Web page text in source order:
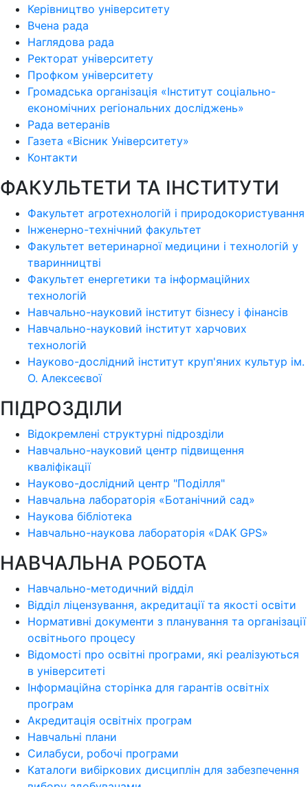
Керівництво університету
Вчена рада
Наглядова рада
Ректорат університету
Профком університету
Громадська організація «Інститут соціально-
економічних регіональних досліджень»
Рада ветеранів
Газета «Вісник Університету»
Контакти
ФАКУЛЬТЕТИ ТА ІНСТИТУТИ
Факультет агротехнологій і природокористування
Інженерно-технічний факультет
Факультет ветеринарної медицини і технологій у
тваринництві
Факультет енергетики та інформаційних
технологій
Навчально-науковий інститут бізнесу і фінансів
Навчально-науковий інститут харчових
технологій
Науково-дослідний інститут круп'яних культур ім.
О. Алексеєвої
ПІДРОЗДІЛИ
Відокремлені структурні підрозділи
Навчально-науковий центр підвищення
кваліфікації
Науково-дослідний центр "Поділля"
Навчальна лабораторія «Ботанічний сад»
Наукова бібліотека
Навчально-наукова лабораторія «DAK GPS»
НАВЧАЛЬНА РОБОТА
Навчально-методичний відділ
Відділ ліцензування, акредитації та якості освіти
Нормативні документи з планування та організації
освітнього процесу
Відомості про освітні програми, які реалізуються
в університеті
Інформаційна сторінка для гарантів освітніх
програм
Акредитація освітніх програм
Навчальні плани
Силабуси, робочі програми
Каталоги вибіркових дисциплін для забезпечення